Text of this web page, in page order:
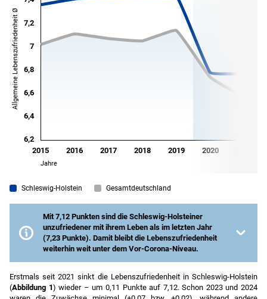
Schleswig-Holstein Gesamtdeutschland
Mit 7,12 Punkten sind die Schleswig-Holsteiner
unzufriedener mit ihrem Leben als im letzten Jahr
(7,23 Punkte). Damit bleibt die Lebenszufriedenheit
weiterhin weit unter dem Vor-Corona-Niveau.
(»ganz und gar unzufrieden«) bis 10 (»völlig
zufrieden«). Für die Repräsentativität wurden
Erstmals seit 2021 sinkt die Lebenszufriedenheit in Schleswig-Holstein
(Abbildung 1) wieder – um 0,11 Punkte auf 7,12. Schon 2023 und 2024